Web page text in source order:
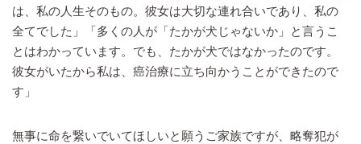
は、私の人生そのもの。彼女は大切な連れ合いであり、私の
全てでした」「多くの人が「たかが犬じゃないか」と言うこ
とはわかっています。でも、たかが犬ではなかったのです。
彼女がいたから私は、癌治療に立ち向かうことができたので
す」
無事に命を繋いでいてほしいと願うご家族ですが、略奪犯が